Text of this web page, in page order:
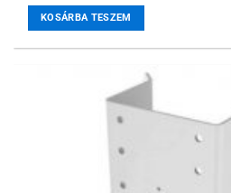
KOSÁRBA TESZEM